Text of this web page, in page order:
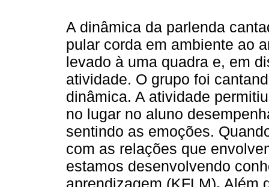
A dinâmica da parlenda
pular corda em ambiente ao
levado à uma quadra e, em
atividade. O grupo foi
dinâmica. A atividade
no lugar no aluno
sentindo as emoções.
com as relações que
estamos desenvolvendo
aprendizagem (KFLM). Além